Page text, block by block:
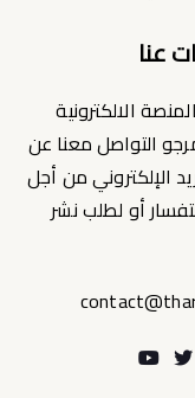
عنا
الالكترونية
التواصل معنا عن
الإلكتروني من أجل
أو لطلب نشر